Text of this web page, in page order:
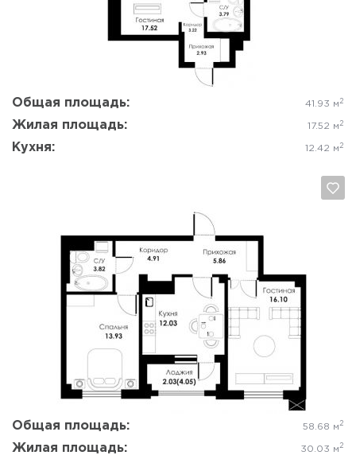
Общая площадь: 41.93 м 2
Жилая площадь: 17.52 м 2
Кухня: 12.42 м 2
Отмена
Общая площадь: 58.68 м 2
Жилая площадь: 30.03 м 2
Да, удалить Отмена